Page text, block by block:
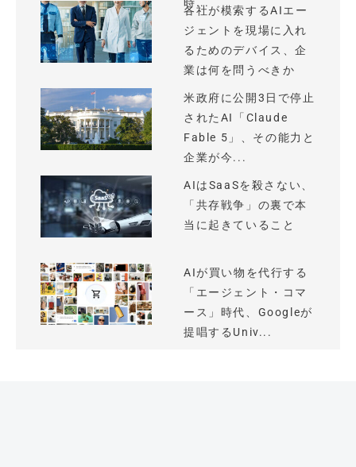
各社が模索するAIエー
ジェントを現場に入れ
るためのデバイス、企
業は何を問うべきか
米政府に公開3日で停止
されたAI「Claude
Fable 5」、その能力と
企業が今...
AIはSaaSを殺さない、
「共存戦争」の裏で本
当に起きていること
AIが買い物を代行する
「エージェント・コマ
ース」時代、Googleが
提唱するUniv...